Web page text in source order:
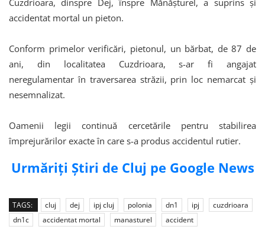
accidentat mortal un pieton.
Conform primelor verificări, pietonul, un bărbat, de 87 de
ani, din localitatea Cuzdrioara, s-ar fi angajat
neregulamentar în traversarea străzii, prin loc nemarcat şi
nesemnalizat.
Oamenii legii continuă cercetările pentru stabilirea
împrejurărilor exacte în care s-a produs accidentul rutier.
Urmăriți Știri de Cluj pe Google News
TAGS: cluj dej ipj cluj polonia dn1 ipj
cuzdrioara
dn1c
accidentat mortal manasturel accident